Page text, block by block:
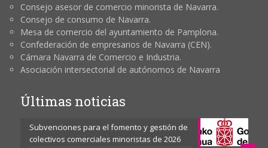
Consejo asesor de comercio minorista de Navarra.
Consejo de consumo de Navarra.
Mesa de comercio del ayuntamiento de Pamplona.
Confederación de empresarios de Navarra (CEN).
Cámara Navarra de Comercio e Industria.
Asociación intersectorial de autónomos de Navarra
Últimas noticias
Subvenciones para el fomento y gestión de
colectivos comerciales minoristas de 2026